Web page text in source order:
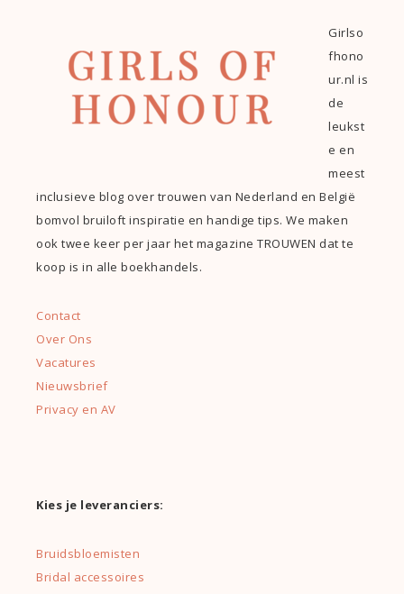
Girlso
fhono
ur.nl is
de
leukst
e en
meest
inclusieve blog over trouwen van Nederland en België
bomvol bruiloft inspiratie en handige tips. We maken
ook twee keer per jaar het magazine TROUWEN dat te
koop is in alle boekhandels.
Contact
Over Ons
Vacatures
Nieuwsbrief
Privacy en AV
Kies je leveranciers:
Bruidsbloemisten
Bridal accessoires